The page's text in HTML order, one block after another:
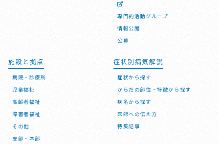
専門的活動グループ
情報公開
公募
施設と拠点
病院・診療所
児童福祉
高齢者福祉
障害者福祉
その他
支部・本部
症状別病気解説
症状から探す
からだの部位・特徴から探す
病名から探す
医師への伝え方
特集記事